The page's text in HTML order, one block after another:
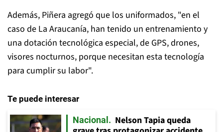
Además, Piñera agregó que los uniformados, "en el
caso de La Araucanía, han tenido un entrenamiento y
una dotación tecnológica especial, de GPS, drones,
visores nocturnos, porque necesitan esta tecnología
para cumplir su labor".
Te puede interesar
Nacional
Nelson Tapia queda